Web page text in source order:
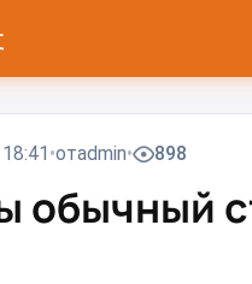
отadmin 898
обычный